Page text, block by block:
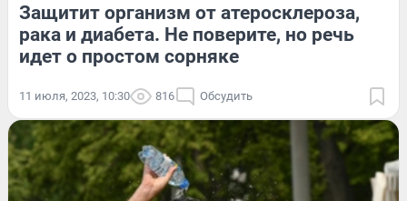
Защитит организм от атеросклероза,
рака и диабета. Не поверите, но речь
идет о простом сорняке
11 июля, 2023, 10:30 816 Обсудить